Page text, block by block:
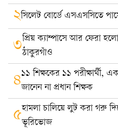
২সিলেট বোর্ডে এসএসসিতে
৩প্রিয় ক্যাম্পাসে আর ফেরা
ঠাকুরগাঁও
৪১১ শিক্ষকের ১১ পরীক্ষার্থী,
জানেন না প্রধান শিক্ষক
৫হামলা চালিয়ে লুট করা গরু
ভূরিভোজ